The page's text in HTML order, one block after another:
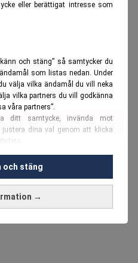
eller berättigat intresse som
och stäng” så samtycker du
som listas nedan. Under
välja vilka ändamål du vill neka
vilka partners du vill godkänna
våra partners”.
ditt samtycke, invända mot
justera dina val genom att klicka
i vårcookie-policy
för dessa syften:
tekniker, anpassning av
→
och stäng